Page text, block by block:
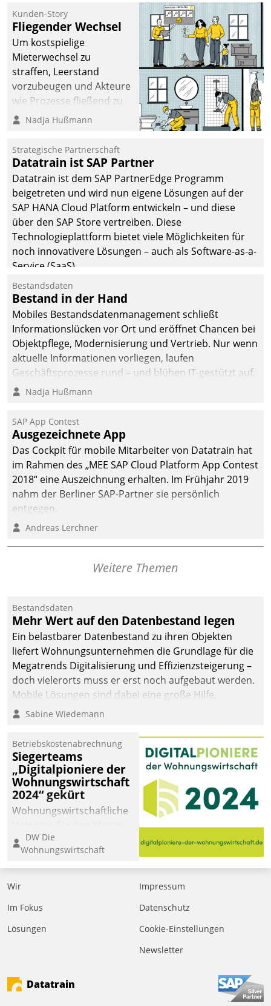
Kunden-Story
Fliegender Wechsel
Um kostspielige
Mieterwechsel zu
straffen, Leerstand
vorzubeugen und Akteure
wie Prozesse fließend zu
vernetzen, nutzt die
Jahresbeginn eine
Überblick, Einsicht und
Eingriff bietende Lösung.
Zur Entwicklung setzte
man auf
Cloudtechnologie,
bewährte und Startup-
Partner sowie erstmals
agile Projektmethoden.
Nadja Hußmann
Strategische Partnerschaft
Datatrain ist SAP Partner
Datatrain ist dem SAP PartnerEdge Programm
beigetreten und wird nun eigene Lösungen auf der
SAP HANA Cloud Platform entwickeln – und diese
über den SAP Store vertreiben. Diese
Technologieplattform bietet viele Möglichkeiten für
noch innovativere Lösungen – auch als Software-as-a-
Service (SaaS).
Bestandsdaten
Bestand in der Hand
Mobiles Bestandsdatenmanagement schließt
Informationslücken vor Ort und eröffnet Chancen bei
Objektpflege, Modernisierung und Vertrieb. Nur wenn
aktuelle Informationen vorliegen, laufen
Geschäftsprozesse rund – und blühen IT-gestützt auf.
Nadja Hußmann
SAP App Contest
Ausgezeichnete App
Das Cockpit für mobile Mitarbeiter von Datatrain hat
im Rahmen des „MEE SAP Cloud Platform App Contest
2018“ eine Auszeichnung erhalten. Im Frühjahr 2019
nahm der Berliner SAP-Partner sie persönlich
entgegen.
Andreas Lerchner
Weitere Themen
Bestandsdaten
Mehr Wert auf den Datenbestand legen
Ein belastbarer Datenbestand zu ihren Objekten
liefert Wohnungsunternehmen die Grundlage für die
Megatrends Digitalisierung und Effizienzsteigerung –
doch vielerorts muss er erst noch aufgebaut werden.
Mobile Lösungen sind dabei eine große Hilfe.
Sabine Wiedemann
Betriebskostenabrechnung
Siegerteams
„Digitalpioniere der
Wohnungswirtschaft
2024“ gekürt
Wohnungswirtschaftliche
eine digitale Zukunft zu
finden, ist das Ziel des
Awards „Digitalpioniere
der
Bewerben können sich
dafür ein Team
DW Die
Wohnungswirtschaft
Wir
Im Fokus
Lösungen
Impressum
Datenschutz
Cookie-Einstellungen
Newsletter
Datatrain